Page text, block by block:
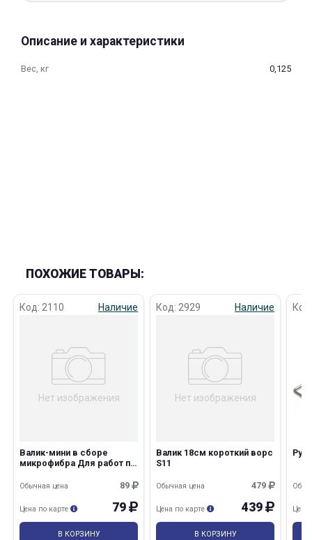
Описание и характеристики
Вес, кг 0,125
ПОХОЖИЕ ТОВАРЫ:
Код: 2110 Наличие
Нет изображения
Валик-мини в сборе
микрофибра Для работ по
30см
89
Обычная цена
79
Цена по карте
В КОРЗИНУ
Код: 2929 Наличие
Нет изображения
Валик 18см короткий ворс
S11
479
Обычная цена
439
Цена по карте
В КОРЗИНУ
Цена